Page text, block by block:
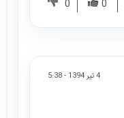
0
0
4 تیر 1394 - 5:38